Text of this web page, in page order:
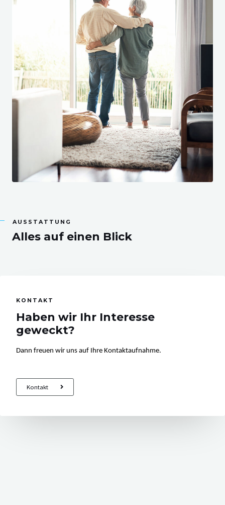
AUSSTATTUNG
Alles auf einen Blick
KONTAKT
Haben wir Ihr Interesse
geweckt?
Dann freuen wir uns auf Ihre Kontaktaufnahme.
Kontakt